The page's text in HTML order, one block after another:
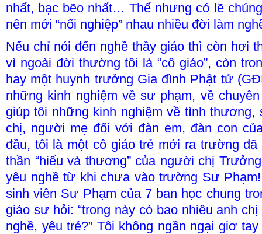
nhất, bạc bẽo nhất… Thế nhưng có lẽ
nên mới “nối nghiệp” nhau nhiều đời làm
Nếu chỉ nói đến nghề thầy giáo thì còn hơi
vì ngoài đời thường tôi là “cô giáo”, còn
hay một huynh trưởng Gia đình Phật tử
những kinh nghiệm về sư phạm, về
giúp tôi những kinh nghiệm về tình
chị, người mẹ đối với đàn em, đàn con
đầu, tôi là một cô giáo trẻ mới ra trường
thần “hiểu và thương” của người chị
yêu nghề từ khi chưa vào trường Sư
sinh viên Sư Phạm của 7 ban học chung
giáo sư hỏi: “trong này có bao nhiêu anh
nghề, yêu trẻ?” Tôi không ngần ngại giơ